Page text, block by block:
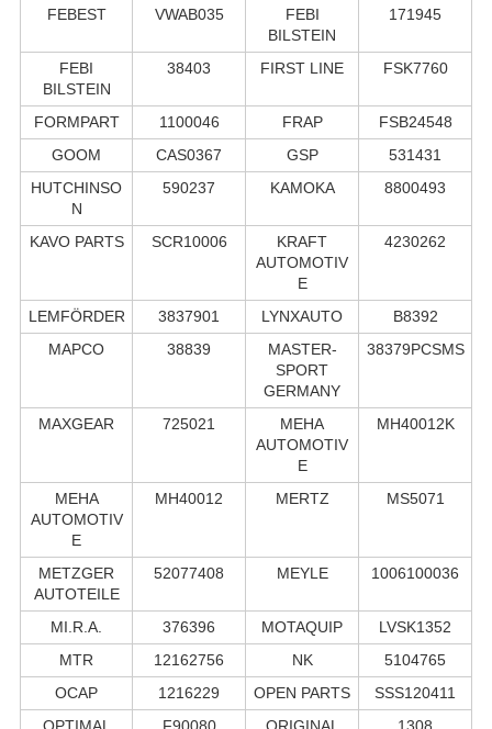
FEBEST
VWAB035
FEBI
BILSTEIN
171945
FEBI
BILSTEIN
38403 FIRST LINE FSK7760
FORMPART 1100046 FRAP
FSB24548
GOOM
CAS0367 GSP
531431
HUTCHINSO
N
590237 KAMOKA 8800493
KAVO PARTS SCR10006
KRAFT
AUTOMOTIV
E
4230262
LEMFÖRDER 3837901 LYNXAUTO
B8392
MAPCO
38839
MASTER-
SPORT
GERMANY
38379PCSMS
MAXGEAR 725021
MEHA
AUTOMOTIV
E
MH40012K
MEHA
AUTOMOTIV
E
MH40012 MERTZ MS5071
METZGER
AUTOTEILE
52077408 MEYLE 1006100036
MI.R.A. 376396 MOTAQUIP
LVSK1352
MTR
12162756 NK
5104765
OCAP
1216229 OPEN PARTS
SSS120411
OPTIMAL
F90080
ORIGINAL
1308